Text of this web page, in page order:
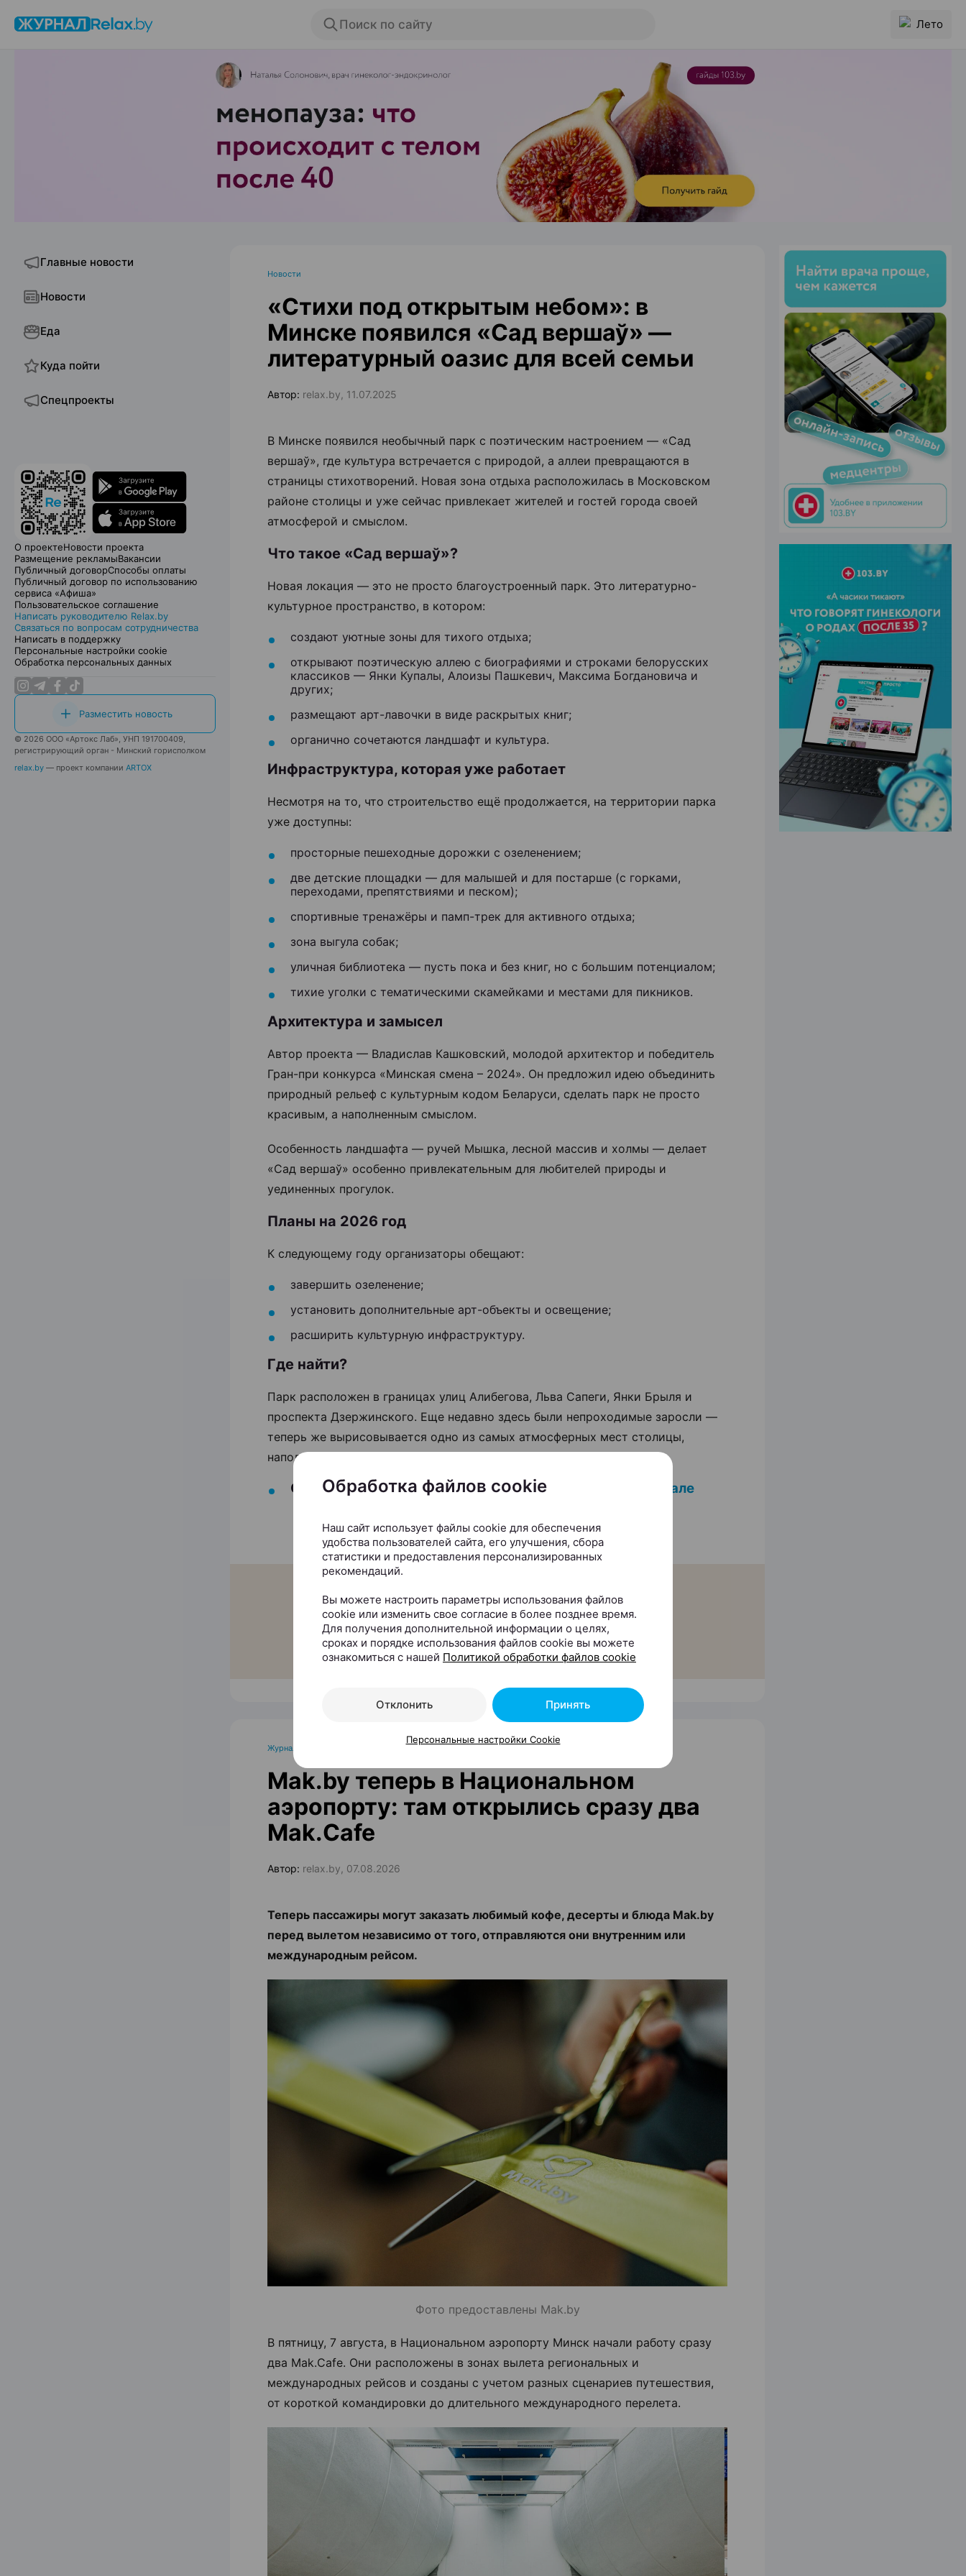
Поиск по сайту Лето
ЭФФЕКТИВНАЯ РЕКЛАМА НА САЙТЕ
Главные новости
Новости
Еда
Куда пойти
Спецпроекты
О проектеНовости проекта
Размещение рекламыВакансии
Публичный договорСпособы оплаты
Публичный договор по использованию
сервиса «Афиша»
Пользовательское соглашение
Написать руководителю Relax.by
Связаться по вопросам сотрудничества
Написать в поддержку
Персональные настройки cookie
Обработка персональных данных
Разместить новость
© 2026 ООО «Артокс Лаб», УНП 191700409,
регистрирующий орган - Минский горисполком
relax.by — проект компании ARTOX
Новости
«Стихи под открытым небом»: в
Минске появился «Сад вершаў» —
литературный оазис для всей семьи
Автор: relax.by, 11.07.2025
В Минске появился необычный парк с поэтическим настроением — «Сад
вершаў», где культура встречается с природой, а аллеи превращаются в
страницы стихотворений. Новая зона отдыха расположилась в Московском
районе столицы и уже сейчас привлекает жителей и гостей города своей
атмосферой и смыслом.
Что такое «Сад вершаў»?
Новая локация — это не просто благоустроенный парк. Это литературно-
культурное пространство, в котором:
создают уютные зоны для тихого отдыха;
открывают поэтическую аллею с биографиями и строками белорусских
классиков — Янки Купалы, Алоизы Пашкевич, Максима Богдановича и
других;
размещают арт-лавочки в виде раскрытых книг;
органично сочетаются ландшафт и культура.
Инфраструктура, которая уже работает
Несмотря на то, что строительство ещё продолжается, на территории парка
уже доступны:
просторные пешеходные дорожки с озеленением;
две детские площадки — для малышей и для постарше (с горками,
переходами, препятствиями и песком);
спортивные тренажёры и памп-трек для активного отдыха;
зона выгула собак;
уличная библиотека — пусть пока и без книг, но с большим потенциалом;
тихие уголки с тематическими скамейками и местами для пикников.
Архитектура и замысел
Автор проекта — Владислав Кашковский, молодой архитектор и победитель
Гран-при конкурса «Минская смена – 2024». Он предложил идею объединить
природный рельеф с культурным кодом Беларуси, сделать парк не просто
красивым, а наполненным смыслом.
Особенность ландшафта — ручей Мышка, лесной массив и холмы — делает
«Сад вершаў» особенно привлекательным для любителей природы и
уединенных прогулок.
Планы на 2026 год
К следующему году организаторы обещают:
завершить озеленение;
установить дополнительные арт-объекты и освещение;
расширить культурную инфраструктуру.
Где найти?
Парк расположен в границах улиц Алибегова, Льва Сапеги, Янки Брыля и
проспекта Дзержинского. Еще недавно здесь были непроходимые заросли —
теперь же вырисовывается одно из самых атмосферных мест столицы,
наполненное литературой, смыслом и покоем.
Обсуждаем эту и другие новости в нашем Telegram-канале
Следите за нами в соцсетях
ЭФФЕКТИВНАЯ РЕКЛАМА НА САЙТЕ
Журнал
Mak.by теперь в Национальном
аэропорту: там открылись сразу два
Mak.Cafe
Автор: relax.by, 07.08.2026
Теперь пассажиры могут заказать любимый кофе, десерты и блюда Mak.by
перед вылетом независимо от того, отправляются они внутренним или
международным рейсом.
Фото предоставлены Mak.by
В пятницу, 7 августа, в Национальном аэропорту Минск начали работу сразу
два Mak.Cafe. Они расположены в зонах вылета региональных и
международных рейсов и созданы с учетом разных сценариев путешествия,
от короткой командировки до длительного международного перелета.
ЭФФЕКТИВНАЯ РЕКЛАМА НА САЙТЕ
ЭФФЕКТИВНАЯ РЕКЛАМА НА САЙТЕ
Обработка файлов cookie
Наш сайт использует файлы cookie для обеспечения
удобства пользователей сайта, его улучшения, сбора
статистики и предоставления персонализированных
рекомендаций.
Вы можете настроить параметры использования файлов
cookie или изменить свое согласие в более позднее время.
Для получения дополнительной информации о целях,
сроках и порядке использования файлов cookie вы можете
ознакомиться с нашей Политикой обработки файлов cookie
Отклонить Принять
Персональные настройки Cookie